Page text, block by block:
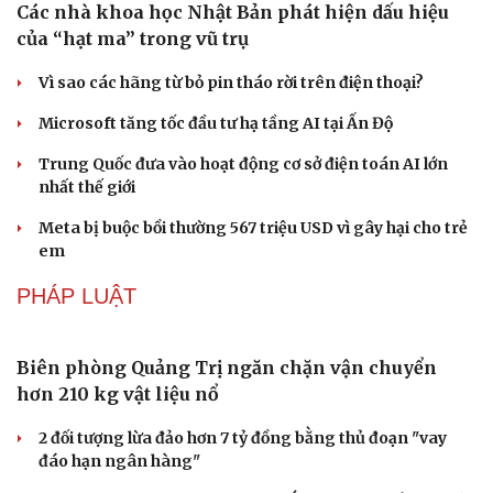
DU LỊCH
Những hương vị đưa TP.HCM thành thiên đường
ẩm thực đường phố hàng đầu thế giới
Nối đà tăng trưởng, du lịch Vĩnh Long hấp dẫn khách
quốc tế
Công nghiệp giải trí "chắp cánh" cho điểm đến du lịch
Gia Lai
Hội chợ Du lịch quốc tế TP.HCM 2026 có quy mô lớn nhất
từ trước đến nay
khách kỷ lục
CÔNG NGHỆ